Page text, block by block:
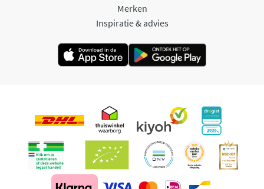
Merken
Inspiratie & advies